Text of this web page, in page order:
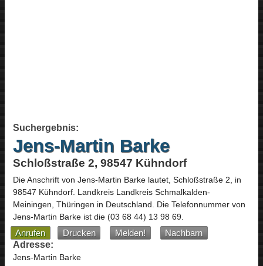
Suchergebnis:
Jens-Martin Barke
Schloßstraße 2, 98547 Kühndorf
Die Anschrift von Jens-Martin Barkelautet, Schloßstraße 2, in
98547 Kühndorf. Landkreis Landkreis Schmalkalden-
Meiningen, Thüringen in Deutschland. Die Telefonnummer von
Jens-Martin Barke ist die (03 68 44) 13 98 69.
Anrufen Drucken Melden!
Nachbarn
Adresse:
Jens-Martin Barke